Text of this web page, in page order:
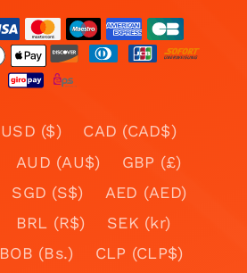
USD ($)
CAD (CAD$)
AUD (AU$)
GBP (£)
SGD (S$)
AED (AED)
BRL (R$)
SEK (kr)
BOB (Bs.)
CLP (CLP$)